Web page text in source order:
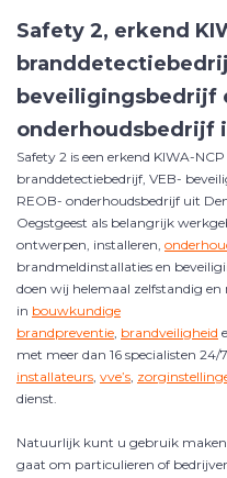
Safety 2, erkend
beveiligingsbedrijf
onderhoudsbedrijf
Safety 2 is een erkend KIWA-NCP
branddetectiebedrijf, VEB-
REOB- onderhoudsbedrijf uit
Oegstgeest als belangrijk
ontwerpen, installeren,
brandmeldinstallaties en
doen wij helemaal zelfstandig
in bouwkundige
brandpreventie, brandveiligheid
met meer dan 16 specialisten
installateurs, vve’s,
dienst.
Natuurlijk kunt u gebruik
gaat om particulieren of